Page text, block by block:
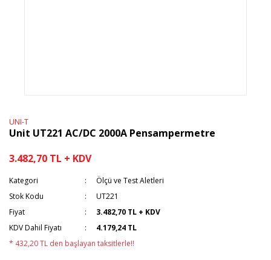
UNI-T
Unit UT221 AC/DC 2000A Pensampermetre
3.482,70 TL + KDV
Kategori
Ölçü ve Test Aletleri
Stok Kodu
UT221
Fiyat
3.482,70 TL + KDV
KDV Dahil Fiyatı
4.179,24 TL
* 432,20 TL den başlayan taksitlerle!!